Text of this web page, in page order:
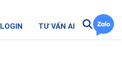
LOGIN TƯ VẤN AI